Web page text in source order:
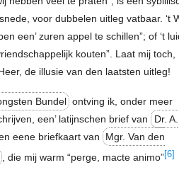
voor dubbelen uitleg vatbaar. ‘t
een’ zuren appel te schillen”; of ‘t
kouten”. Laat mij toch,
de illusie van den laatsten uitleg!
Bundel ontving ik, onder meer
een’ latijnschen brief van
Dr. A.
eene briefkaart van
Mgr. Van den
, die mij warm “perge, macte animo”[6]